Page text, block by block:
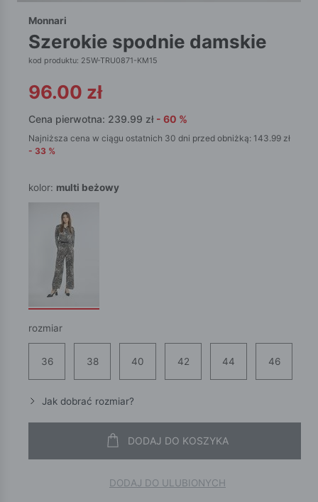
Monnari
szerokie spodnie damskie
kod produktu: 25W-TRU0871-KM15
96.00 zł
Cena pierwotna: 239.99 zł - 60 %
Najniższa cena w ciągu ostatnich 30 dni przed obniżką: 143.99 zł
- 33 %
kolor: multi beżowy
rozmiar
36 38 40 42 44 46
Jak dobrać rozmiar?
DODAJ DO KOSZYKA
DODAJ DO ULUBIONYCH